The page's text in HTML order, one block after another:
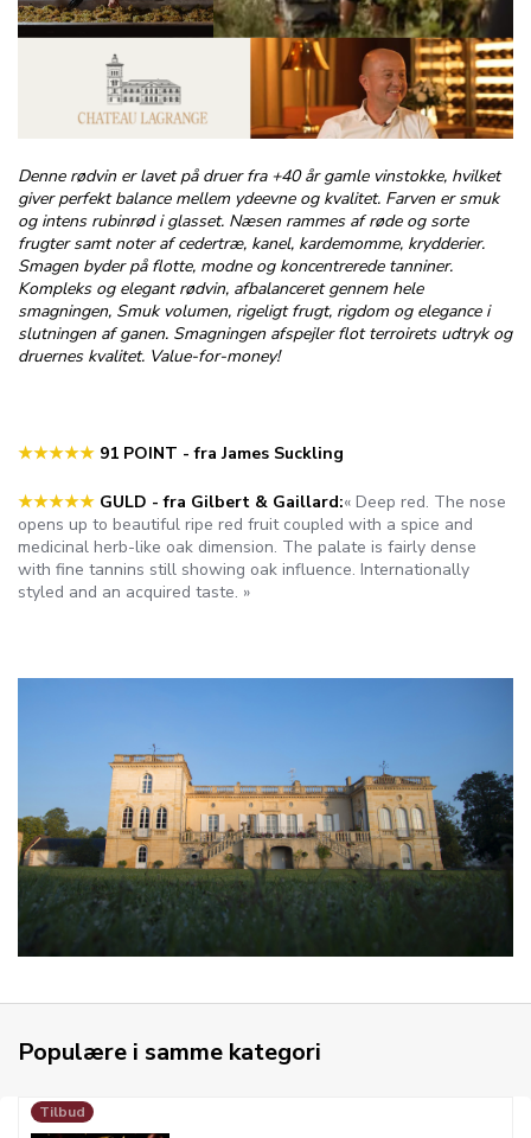
Denne rødvin er lavet på druer fra +40 år gamle vinstokke, hvilket
giver perfekt balance mellem ydeevne og kvalitet. Farven er smuk
og intens rubinrød i glasset. Næsen rammes af røde og sorte
frugter samt noter af cedertræ, kanel, kardemomme, krydderier.
Smagen byder på flotte, modne og koncentrerede tanniner.
Kompleks og elegant rødvin, afbalanceret gennem hele
smagningen, Smuk volumen, rigeligt frugt, rigdom og elegance i
slutningen af ​​ganen. Smagningen afspejler flot terroirets udtryk og
druernes kvalitet. Value-for-money!
★★★★★ 91 POINT - fra James Suckling
★★★★★ GULD - fra Gilbert & Gaillard:« Deep red. The nose
opens up to beautiful ripe red fruit coupled with a spice and
medicinal herb-like oak dimension. The palate is fairly dense
with fine tannins still showing oak influence. Internationally
styled and an acquired taste. »
Populære i samme kategori
Tilbud